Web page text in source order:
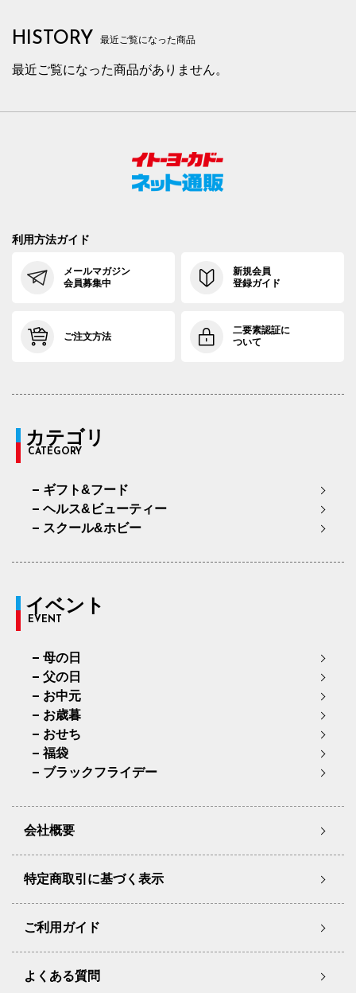
HISTORY 最近ご覧になった商品
最近ご覧になった商品がありません。
利用方法ガイド
メールマガジン
会員募集中
新規会員
登録ガイド
ご注文方法
二要素認証に
ついて
カテゴリ
CATEGORY
ギフト&フード
ヘルス&ビューティー
スクール&ホビー
イベント
EVENT
母の日
父の日
お中元
お歳暮
おせち
福袋
ブラックフライデー
会社概要
特定商取引に基づく表示
ご利用ガイド
よくある質問